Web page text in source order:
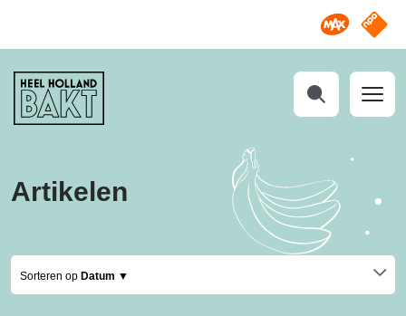
Omroep
NPO
Heel
Holland
Bakt
Artikelen
Sorteren op Datum ▼